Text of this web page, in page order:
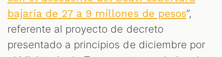
bajaría de 27 a 9 millones de pesos”,
referente al proyecto de decreto
presentado a principios de diciembre por